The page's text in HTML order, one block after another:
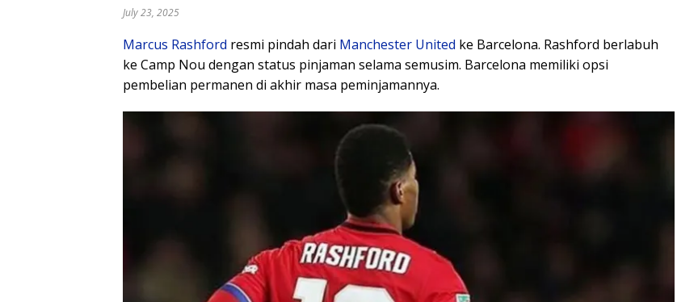
July 23, 2025
Marcus Rashford resmi pindah dari Manchester United ke Barcelona. Rashford berlabuh
ke Camp Nou dengan status pinjaman selama semusim. Barcelona memiliki opsi
pembelian permanen di akhir masa peminjamannya.